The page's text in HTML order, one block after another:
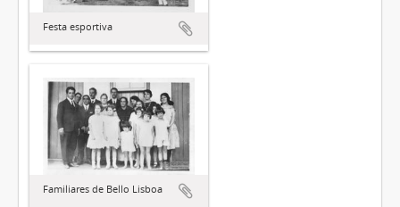
Festa esportiva
Familiares de Bello Lisboa